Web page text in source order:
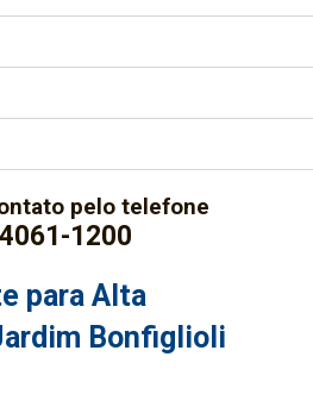
pelo telefone
4061-1200
para Alta
Bonfiglioli